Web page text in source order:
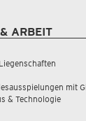
ARBEIT
mit
& Technologie